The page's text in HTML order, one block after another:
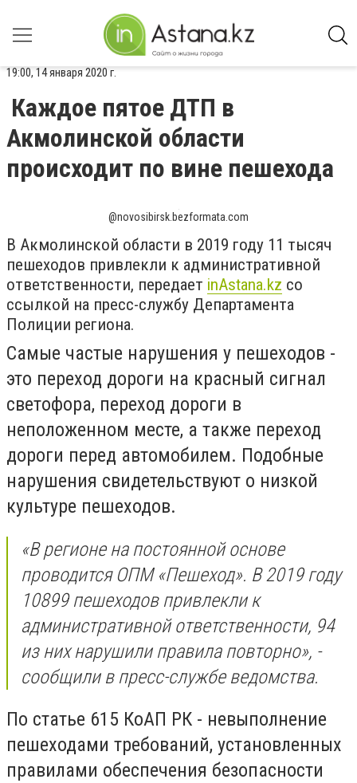
19:00, 14 января 2020 г.
Каждое пятое ДТП в
Акмолинской области
происходит по вине пешехода
@novosibirsk.bezformata.com
В Акмолинской области в 2019 году 11 тысяч
пешеходов привлекли к административной
ответственности, передает inAstana.kz со
ссылкой на пресс-службу Департамента
Полиции региона.
Самые частые нарушения у пешеходов -
это переход дороги на красный сигнал
светофора, переход дороги в
неположенном месте, а также переход
дороги перед автомобилем. Подобные
нарушения свидетельствуют о низкой
культуре пешеходов.
«В регионе на постоянной основе
проводится ОПМ «Пешеход». В 2019 году
10899 пешеходов привлекли к
административной ответственности, 94
из них нарушили правила повторно», -
сообщили в пресс-службе ведомства.
По статье 615 КоАП РК - невыполнение
пешеходами требований, установленных
правилами обеспечения безопасности